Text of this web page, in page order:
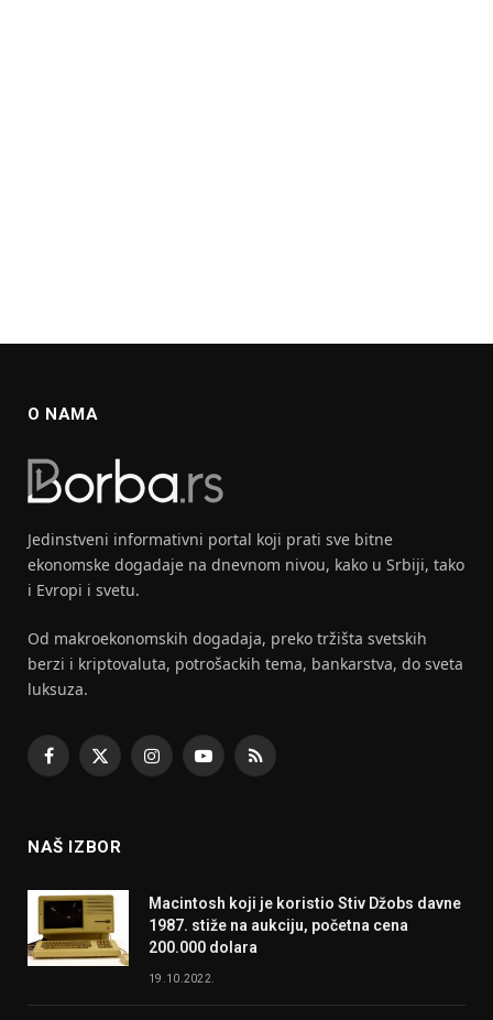
O NAMA
Jedinstveni informativni portal koji prati sve bitne
ekonomske dogadaje na dnevnom nivou, kako u Srbiji, tako
i Evropi i svetu.
Od makroekonomskih dogadaja, preko tržišta svetskih
berzi i kriptovaluta, potrošackih tema, bankarstva, do sveta
luksuza.
Facebook
X
InstagramYouTubeRSS
NAŠ IZBOR
Macintosh koji je koristio Stiv Džobs davne
1987. stiže na aukciju, početna cena
200.000 dolara
19.10.2022.